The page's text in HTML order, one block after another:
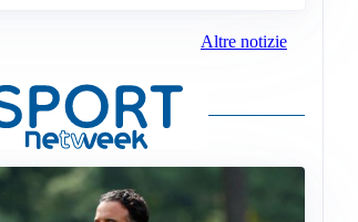
Altre notizie